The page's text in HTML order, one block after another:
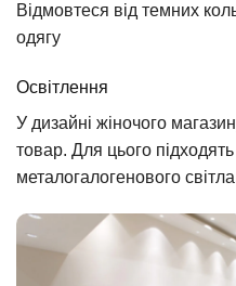
Відмовтеся від темних
одягу
Освітлення
У дизайні жіночого
товар. Для цього
металогалогенового